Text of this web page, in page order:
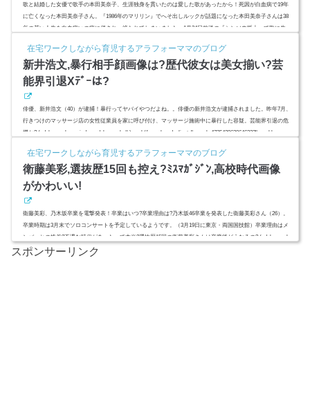
歌と結婚した女優で歌手の本田美奈子、生涯独身を貫いたのは愛した歌があったから！死因が白血病で19年
に亡くなった本田美奈子さん。『1986年のマリリン』でへそ出しルックが話題になった本田美奈子さんは38
年の若い人生を白血病いの病に侵され、絶たれてしまいました。1月24日放送の『シンソウ坂上』で歌に生
恋愛をしていた？本田美奈子さんが残した数々の歌の動画で本田美奈子さんを偲びます。 (adsbygoogle = win
dow.adsbygoo...
在宅ワークしながら育児するアラフォーママのブログ
新井浩文,暴行相手顔画像は?歴代彼女は美女揃い?芸
能界引退Xﾃﾞｰは?
俳優、新井浩文（40）が逮捕！暴行ってヤバイやつだよね。。俳優の新井浩文が逮捕されました。昨年7月、
行きつけのマッサージ店の女性従業員を家に呼び付け、マッサージ施術中に暴行した容疑。芸能界引退の危
機か? (adsbygoogle = window.adsbygoogle || ).push({ google_ad_client: "ca-pub-4735429620646332", enable_page_
ygoogle || ).push({});新井浩文,暴行相手顔画像は?俳...
在宅ワークしながら育児するアラフォーママのブログ
衛藤美彩,選抜歴15回も控え?ﾐｽﾏｶﾞｼﾞﾝ,高校時代画像
がかわいい!
衛藤美彩、乃木坂卒業を電撃発表！卒業はいつ?卒業理由は?乃木坂46卒業を発表した衛藤美彩さん（26）。
卒業時期は3月末でソロコンサートを予定しているようです。（3月19日に東京・両国国技館）卒業理由はメ
ンバーとの格差?不遇な時代があったって本当?選抜歴15回の衛藤美彩さんは卒業後どうなるの? (adsbygoogle
= window.adsbygoogle || ).push({ google_ad_client: "ca-pub-4735429620646332", enable_page_level_ads: true });ス
スポンサーリンク